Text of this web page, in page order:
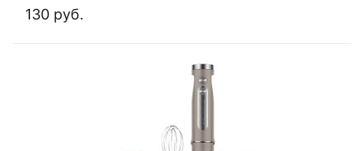
130 руб.